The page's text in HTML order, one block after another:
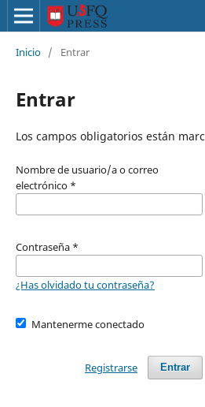
Inicio / Entrar
Entrar
Los campos obligatorios están
Nombre de usuario/a o correo
electrónico *
Contraseña *
¿Has olvidado tu contraseña?
Mantenerme conectado
Entrar
Registrarse